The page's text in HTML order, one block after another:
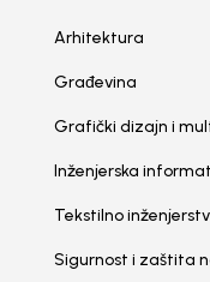
Arhitektura
Građevina
Grafički dizajn i
Inženjerska
Tekstilno
Sigurnost i zaštita